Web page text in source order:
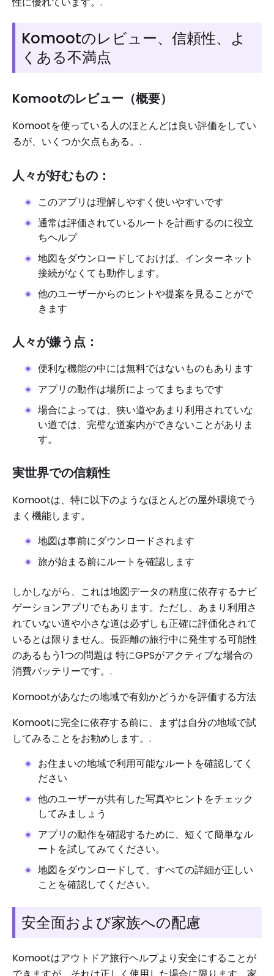
Komootのレビュー、信頼性、よ
くある不満点
Komootのレビュー（概要）
Komootを使っている人のほとんどは良い評価をしてい
るが、いくつか欠点もある。.
人々が好むもの：
このアプリは理解しやすく使いやすいです
通常は評価されているルートを計画するのに役立
ちヘルプ
地図をダウンロードしておけば、インターネット
接続がなくても動作します。
他のユーザーからのヒントや提案を見ることがで
きます
人々が嫌う点：
便利な機能の中には無料ではないものもあります
アプリの動作は場所によってまちまちです
場合によっては、狭い道やあまり利用されていな
い道では、完璧な道案内ができないことがありま
す。
実世界での信頼性
Komootは、特に以下のようなほとんどの屋外環境でう
まく機能します。
地図は事前にダウンロードされます
旅が始まる前にルートを確認します
しかしながら、これは地図データの精度に依存するナビ
ゲーションアプリでもあります。ただし、あまり利用さ
れていない道や小さな道は必ずしも正確に評価化されて
いるとは限りません。長距離の旅行中に発生する可能性
のあるもう1つの問題は 特にGPSがアクティブな場合の
消費バッテリーです。.
Komootがあなたの地域で有効かどうかを評価する方法
Komootに完全に依存する前に、まずは自分の地域で試
してみることをお勧めします。.
お住まいの地域で利用可能なルートを確認してく
ださい
他のユーザーが共有した写真やヒントをチェック
してみましょう
アプリの動作を確認するために、短くて簡単なル
ートを試してみてください。
地図をダウンロードして、すべての詳細が正しい
ことを確認してください。
安全面および家族への配慮
Komootはアウトドア旅行ヘルプより安全にすることが